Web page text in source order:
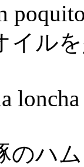
イル
のハ